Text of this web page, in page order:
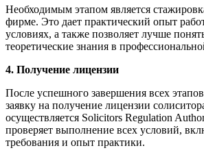
Необходимым этапом является
фирме. Это дает практический опыт
условиях, а также позволяет лучше
теоретические знания в
4. Получение лицензии
После успешного завершения всех
заявку на получение лицензии
осуществляется Solicitors Regulation
проверяет выполнение всех условий,
требования и опыт практики.